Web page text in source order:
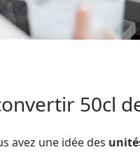
50cl
avez une idée des